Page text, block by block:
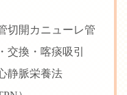
切開カニューレ管
交換・喀痰吸引
静脈栄養法